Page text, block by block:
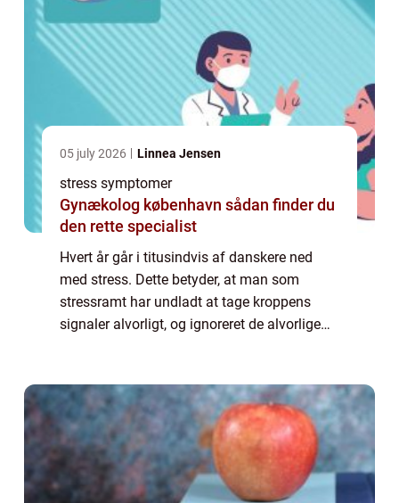
05 july 2026 Linnea Jensen
stress symptomer
Gynækolog københavn sådan finder du
den rette specialist
Hvert år går i titusindvis af danskere ned
med stress. Dette betyder, at man som
stressramt har undladt at tage kroppens
signaler alvorligt, og ignoreret de alvorlige